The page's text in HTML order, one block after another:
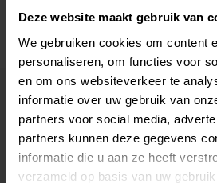
Deze website maakt gebruik van
We gebruiken cookies om content
personaliseren, om functies voor
en om ons websiteverkeer te
informatie over uw gebruik van
partners voor social media,
partners kunnen deze gegevens
informatie die u aan ze heeft
verzameld op basis van uw
2008 of later
Inwoners
Type